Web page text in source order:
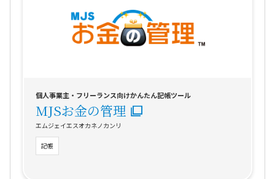
個人事業主・フリーランス向けかんたん記帳ツール
MJSお金の管理
エムジェイエスオカネノカンリ
記帳